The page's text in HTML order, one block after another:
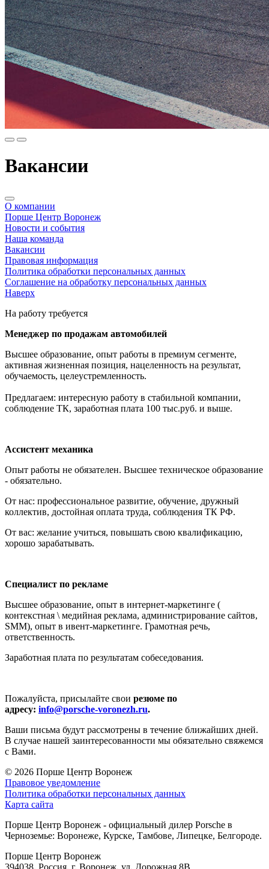
Вакансии
О компании
Порше Центр Воронеж
Новости и события
Наша команда
Вакансии
Правовая информация
Политика обработки персональных данных
Соглашение на обработку персональных данных
Наверх
На работу требуется
Менеджер по продажам автомобилей
Высшее образование, опыт работы в премиум сегменте,
активная жизненная позиция, нацеленность на результат,
обучаемость, целеустремленность.
Предлагаем: интересную работу в стабильной компании,
соблюдение ТК, заработная плата 100 тыс.руб. и выше.
Ассистент механика
Опыт работы не обязателен. Высшее техническое образование
- обязательно.
От нас: профессиональное развитие, обучение, дружный
коллектив, достойная оплата труда, соблюдения ТК РФ.
От вас: желание учиться, повышать свою квалификацию,
хорошо зарабатывать.
Специалист по рекламе
Высшее образование, опыт в интернет-маркетинге (
контекстная \ медийная реклама, администрирование сайтов,
SMM), опыт в ивент-маркетинге. Грамотная речь,
ответственность.
Заработная плата по результатам собеседования.
Пожалуйста, присылайте свои резюме по
адресу: info@porsche-voronezh.ru.
Ваши письма будут рассмотрены в течение ближайших дней.
В случае нашей заинтересованности мы обязательно свяжемся
с Вами.
© 2026 Порше Центр Воронеж
Правовое уведомление
Политика обработки персональных данных
Карта сайта
Порше Центр Воронеж - официальный дилер Porsche в
Черноземье: Воронеже, Курске, Тамбове, Липецке, Белгороде.
Порше Центр Воронеж
394038, Россия, г. Воронеж, ул. Дорожная 8В